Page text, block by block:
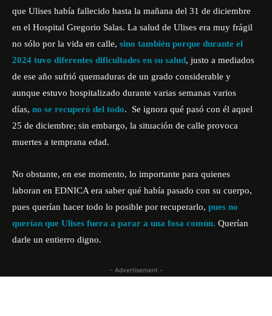
que Ulises había fallecido hasta la mañana del 31 de diciembre
en el Hospital Gregorio Salas. La salud de Ulises era muy frágil
no sólo por la vida en calle, sino también porque durante el
2024 tuvo diferentes dificultades en su salud, justo a mediados
de ese año sufrió quemaduras de un grado considerable y
aunque estuvo hospitalizado durante varias semanas varios
días, no se recuperó del todo. Se ignora qué pasó con él aquel
25 de diciembre; sin embargo, la situación de calle provoca
muertes a temprana edad.
No obstante, en ese momento, lo importante para quienes
laboran en EDNICA era saber qué había pasado con su cuerpo,
pues querían hacer todo lo posible por recuperarlo, pues no
querían que Ulises fuera a parar a una fosa común. Querían
darle un entierro digno.
- Advertisement -